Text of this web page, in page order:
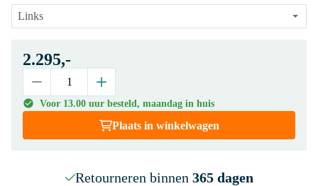
2.295,-
Voor 13.00 uur besteld, maandag in huis
Plaats in winkelwagen
Retourneren binnen 365 dagen